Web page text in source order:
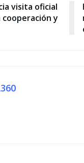
visita oficial
y